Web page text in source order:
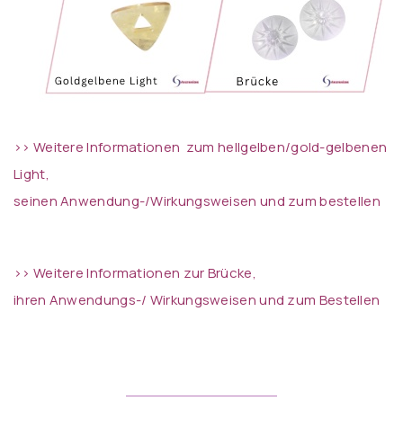
>> Weitere Informationen zum hellgelben/gold-gelbenen
Light,
seinen Anwendung-/Wirkungsweisen und zum bestellen
>> Weitere Informationen zur Brücke,
ihren Anwendungs-/ Wirkungsweisen und zum Bestellen